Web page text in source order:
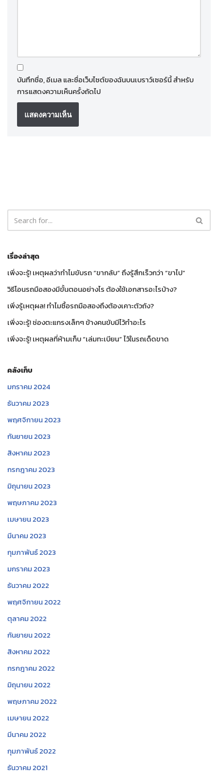
บันทึกชื่อ, อีเมล และชื่อเว็บไซต์ของฉันบนเบราว์เซอร์นี้ สำหรับ
การแสดงความเห็นครั้งถัดไป
เรื่องล่าสุด
เพิ่งจะรู้! เหตุผลว่าทำไมขับรถ “ขากลับ” ถึงรู้สึกเร็วกว่า “ขาไป”
วิธีโอนรถมือสองมีขั้นตอนอย่างไร ต้องใช้เอกสารอะไรบ้าง?
เพิ่งรู้เหตุผล! ทำไมซื้อรถมือสองถึงต้องเคาะตัวถัง?
เพิ่งจะรู้! ช่องตะแกรงเล็กๆ ข้างคนขับมีไว้ทำอะไร
เพิ่งจะรู้! เหตุผลที่ห้ามเก็บ “เล่มทะเบียน” ไว้ในรถเด็ดขาด
คลังเก็บ
มกราคม 2024
ธันวาคม 2023
พฤศจิกายน 2023
กันยายน 2023
สิงหาคม 2023
กรกฎาคม 2023
มิถุนายน 2023
พฤษภาคม 2023
เมษายน 2023
มีนาคม 2023
กุมภาพันธ์ 2023
มกราคม 2023
ธันวาคม 2022
พฤศจิกายน 2022
ตุลาคม 2022
กันยายน 2022
สิงหาคม 2022
กรกฎาคม 2022
มิถุนายน 2022
พฤษภาคม 2022
เมษายน 2022
มีนาคม 2022
กุมภาพันธ์ 2022
ธันวาคม 2021